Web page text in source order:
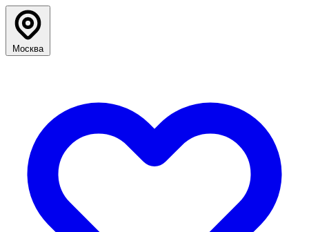
Москва